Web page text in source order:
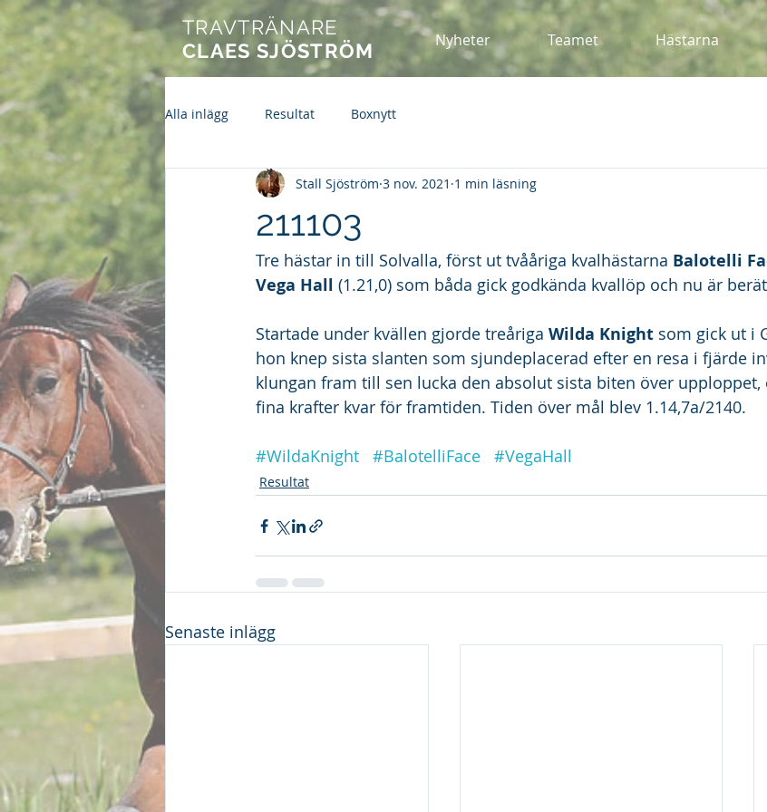
TRAVTRÄNARE
CLAES SJÖSTRÖM
Nyheter Teamet Hästarna
Alla inlägg Resultat Boxnytt
211103
Stall Sjöström 3 nov. 2021 1 min läsning
Tre hästar in till Solvalla, först ut tvååriga kvalhästarna Balotelli
Vega Hall (1.21,0) som båda gick godkända kvallöp och nu är
Startade under kvällen gjorde treåriga Wilda Knight som gick ut i
hon knep sista slanten som sjundeplacerad efter en resa i fjärde
klungan fram till sen lucka den absolut sista biten över upploppet,
fina krafter kvar för framtiden. Tiden över mål blev 1.14,7a/2140.
#WildaKnight #BalotelliFace #VegaHall
Resultat
Senaste inlägg